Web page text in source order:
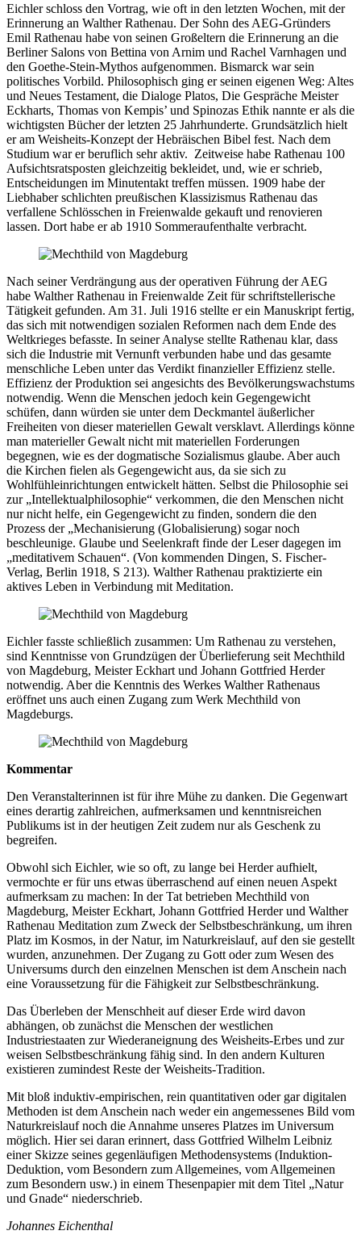
Eichler schloss den Vortrag, wie oft in den letzten Wochen, mit der
Erinnerung an Walther Rathenau. Der Sohn des AEG-Gründers
Emil Rathenau habe von seinen Großeltern die Erinnerung an die
Berliner Salons von Bettina von Arnim und Rachel Varnhagen und
den Goethe-Stein-Mythos aufgenommen. Bismarck war sein
politisches Vorbild. Philosophisch ging er seinen eigenen Weg: Altes
und Neues Testament, die Dialoge Platos, Die Gespräche Meister
Eckharts, Thomas von Kempis’ und Spinozas Ethik nannte er als die
wichtigsten Bücher der letzten 25 Jahrhunderte. Grundsätzlich hielt
er am Weisheits-Konzept der Hebräischen Bibel fest. Nach dem
Studium war er beruflich sehr aktiv. Zeitweise habe Rathenau 100
Aufsichtsratsposten gleichzeitig bekleidet, und, wie er schrieb,
Entscheidungen im Minutentakt treffen müssen. 1909 habe der
Liebhaber schlichten preußischen Klassizismus Rathenau das
verfallene Schlösschen in Freienwalde gekauft und renovieren
lassen. Dort habe er ab 1910 Sommeraufenthalte verbracht.
Nach seiner Verdrängung aus der operativen Führung der AEG
habe Walther Rathenau in Freienwalde Zeit für schriftstellerische
Tätigkeit gefunden. Am 31. Juli 1916 stellte er ein Manuskript fertig,
das sich mit notwendigen sozialen Reformen nach dem Ende des
Weltkrieges befasste. In seiner Analyse stellte Rathenau klar, dass
sich die Industrie mit Vernunft verbunden habe und das gesamte
menschliche Leben unter das Verdikt finanzieller Effizienz stelle.
Effizienz der Produktion sei angesichts des Bevölkerungswachstums
notwendig. Wenn die Menschen jedoch kein Gegengewicht
schüfen, dann würden sie unter dem Deckmantel äußerlicher
Freiheiten von dieser materiellen Gewalt versklavt. Allerdings könne
man materieller Gewalt nicht mit materiellen Forderungen
begegnen, wie es der dogmatische Sozialismus glaube. Aber auch
die Kirchen fielen als Gegengewicht aus, da sie sich zu
Wohlfühleinrichtungen entwickelt hätten. Selbst die Philosophie sei
zur „Intellektualphilosophie“ verkommen, die den Menschen nicht
nur nicht helfe, ein Gegengewicht zu finden, sondern die den
Prozess der „Mechanisierung (Globalisierung) sogar noch
beschleunige. Glaube und Seelenkraft finde der Leser dagegen im
„meditativem Schauen“. (Von kommenden Dingen, S. Fischer-
Verlag, Berlin 1918, S 213). Walther Rathenau praktizierte ein
aktives Leben in Verbindung mit Meditation.
Eichler fasste schließlich zusammen: Um Rathenau zu verstehen,
sind Kenntnisse von Grundzügen der Überlieferung seit Mechthild
von Magdeburg, Meister Eckhart und Johann Gottfried Herder
notwendig. Aber die Kenntnis des Werkes Walther Rathenaus
eröffnet uns auch einen Zugang zum Werk Mechthild von
Magdeburgs.
Kommentar
Den Veranstalterinnen ist für ihre Mühe zu danken. Die Gegenwart
eines derartig zahlreichen, aufmerksamen und kenntnisreichen
Publikums ist in der heutigen Zeit zudem nur als Geschenk zu
begreifen.
Obwohl sich Eichler, wie so oft, zu lange bei Herder aufhielt,
vermochte er für uns etwas überraschend auf einen neuen Aspekt
aufmerksam zu machen: In der Tat betrieben Mechthild von
Magdeburg, Meister Eckhart, Johann Gottfried Herder und Walther
Rathenau Meditation zum Zweck der Selbstbeschränkung, um ihren
Platz im Kosmos, in der Natur, im Naturkreislauf, auf den sie gestellt
wurden, anzunehmen. Der Zugang zu Gott oder zum Wesen des
Universums durch den einzelnen Menschen ist dem Anschein nach
eine Voraussetzung für die Fähigkeit zur Selbstbeschränkung.
Das Überleben der Menschheit auf dieser Erde wird davon
abhängen, ob zunächst die Menschen der westlichen
Industriestaaten zur Wiederaneignung des Weisheits-Erbes und zur
weisen Selbstbeschränkung fähig sind. In den andern Kulturen
existieren zumindest Reste der Weisheits-Tradition.
Mit bloß induktiv-empirischen, rein quantitativen oder gar digitalen
Methoden ist dem Anschein nach weder ein angemessenes Bild vom
Naturkreislauf noch die Annahme unseres Platzes im Universum
möglich. Hier sei daran erinnert, dass Gottfried Wilhelm Leibniz
einer Skizze seines gegenläufigen Methodensystems (Induktion-
Deduktion, vom Besondern zum Allgemeines, vom Allgemeinen
zum Besondern usw.) in einem Thesenpapier mit dem Titel „Natur
und Gnade“ niederschrieb.
Johannes Eichenthal